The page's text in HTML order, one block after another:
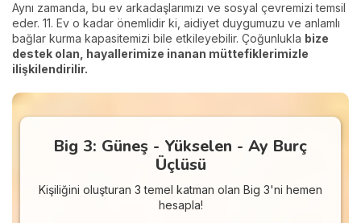
Aynı zamanda, bu ev arkadaşlarımızı ve sosyal çevremizi temsil
eder. 11. Ev o kadar önemlidir ki, aidiyet duygumuzu ve anlamlı
bağlar kurma kapasitemizi bile etkileyebilir. Çoğunlukla bize
destek olan, hayallerimize inanan müttefiklerimizle
ilişkilendirilir.
Big 3: Güneş - Yükselen - Ay Burç
Üçlüsü
Kişiliğini oluşturan 3 temel katman olan Big 3'ni hemen
hesapla!